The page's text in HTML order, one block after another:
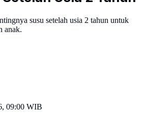
susu setelah usia 2 tahun untuk
anak.
09:00 WIB